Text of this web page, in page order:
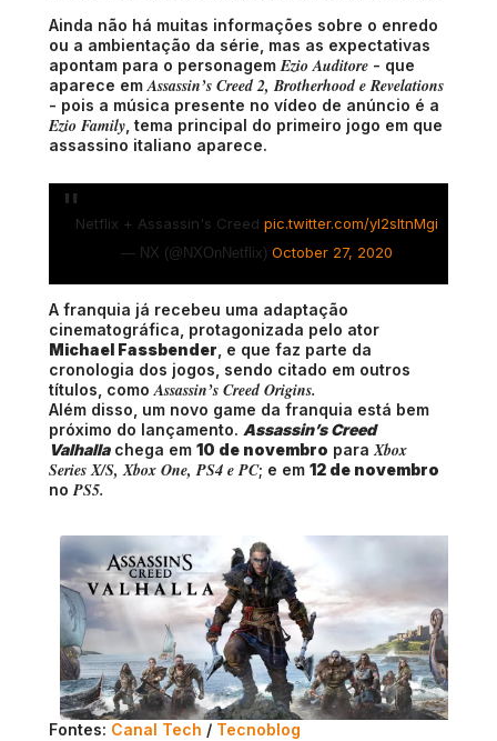
Ainda não há muitas informações sobre o enredo
ou a ambientação da série, mas as expectativas
apontam para o personagem Ezio Auditore - que
aparece em Assassin’s Creed 2, Brotherhood e Revelations
- pois a música presente no vídeo de anúncio é a
Ezio Family , tema principal do primeiro jogo em que
assassino italiano aparece.
Netflix + Assassin's Creed pic.twitter.com/yI2sItnMgi
— NX (@NXOnNetflix) October 27, 2020
A franquia já recebeu uma adaptação
cinematográfica, protagonizada pelo ator
Michael Fassbender , e que faz parte da
cronologia dos jogos, sendo citado em outros
títulos, como Assassin’s Creed Origins.
Além disso, um novo game da franquia está bem
próximo do lançamento. Assassin’s Creed
Valhallachega em 10 de novembro para Xbox
Series X/S, Xbox One, PS4 e PC; e em 12 de novembro
no PS5.
Fontes: Canal Tech / Tecnoblog